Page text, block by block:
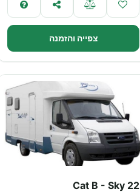
צפייה והזמנה
Cat B - Sky 22